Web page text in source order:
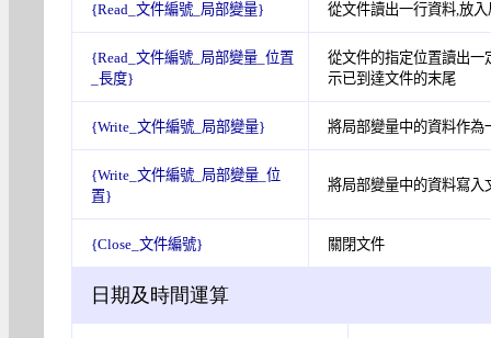
{Read_ 文件編號 局部變量} 從文件讀出一行資料,放
{Read_ 文件編號 局部變量 位置
長度}
從文件的指定位置讀出一
示已到達文件的末尾
{Write_ 文件編號 局部變量} 將局部變量中的資料作為
{Write_ 文件編號 局部變量 位
置}
將局部變量中的資料寫入
{Close_ 文件編號} 關閉文件
日期及時間運算